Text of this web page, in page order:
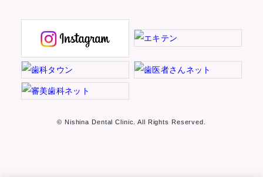
© Nishina Dental Clinic. All Rights Reserved.